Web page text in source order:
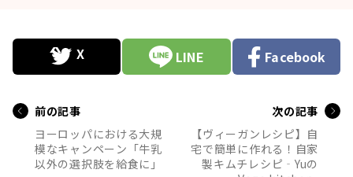
LINE Facebook
前の記事
ヨーロッパにおける大規
模なキャンペーン「牛乳
以外の選択肢を給食に」
次の記事
【ヴィーガンレシピ】自
宅で簡単に作れる！自家
製キムチレシピ‐Yuの